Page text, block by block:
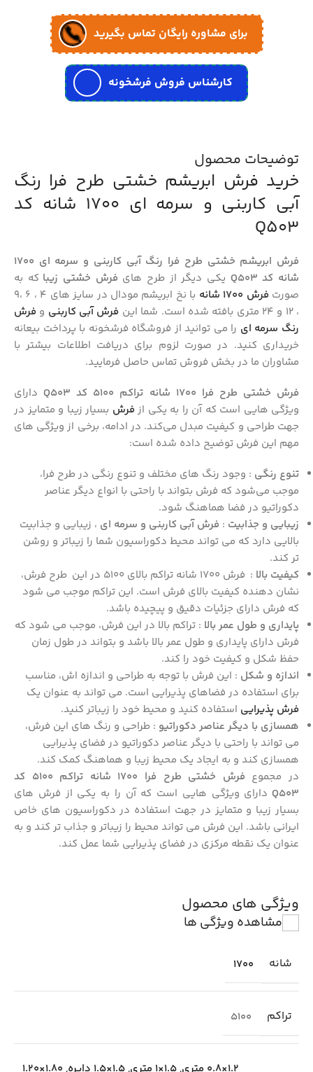
برای مشاوره رایگان تماس بگیرید
کارشناس فروش فرشخونه
توضیحات محصول
خرید فرش ابریشم خشتی طرح فرا رنگ
آبی کاربنی و سرمه ای 1700 شانه کد
Q503
فرش ابریشم خشتی طرح فرا رنگ آبی کاربنی و سرمه ای 1700
شانه کد Q503
یکی دیگر از طرح های فرش خشتی زیبا که به
صورت فرش 1700 شانه
با نخ ابریشم مودال در سایز های 4 ، 6 ،9
، 12 و 24 متری بافته شده است. شما این
فرش آبی کاربنی و فرش
رنگ سرمه ای را می توانید از فروشگاه فرشخونه با پرداخت بیعانه
خریداری کنید. در صورت لزوم برای دریافت اطلاعات بیشتر با
مشاوران ما در بخش فروش تماس حاصل فرمایید.
فرش خشتی طرح فرا 1700 شانه تراکم 5100 کد Q503
دارای
ویژگی‌ هایی است که آن را به یکی از فرش‌ بسیار زیبا و متمایز در
جهت طراحی و کیفیت مبدل می‌کند. در ادامه، برخی از ویژگی‌ های
مهم این فرش توضیح داده شده است:
تنوع رنگی : وجود رنگ‌ های مختلف و تنوع رنگی در طرح فرا،
موجب می‌شود که فرش بتواند با راحتی با انواع دیگر عناصر
دکوراتیو در فضا هماهنگ شود.
زیبایی و جذابیت : فرش آبی کاربنی و سرمه ای ، زیبایی و جذابیت
بالایی دارد که می‌ تواند محیط دکوراسیون شما را زیباتر و روشن‌
تر کند.
کیفیت بالا
: فرش 1700 شانه تراکم بالای 5100 در این طرح فرش،
نشان‌ دهنده کیفیت بالای فرش است. این تراکم موجب می‌ شود
که فرش دارای جزئیات دقیق و پیچیده باشد.
پایداری و طول عمر بالا : تراکم بالا در این فرش، موجب می‌ شود که
فرش دارای پایداری و طول عمر بالا باشد و بتواند در طول زمان
حفظ شکل و کیفیت خود را کند.
اندازه و شکل : این فرش با توجه به طراحی و اندازه‌ اش، مناسب
برای استفاده در فضاهای پذیرایی است. می‌ تواند به عنوان یک
فرش پذیرایی استفاده کنید و محیط خود را زیباتر کنید.
همسازی با دیگر عناصر دکوراتیو : طراحی و رنگ‌ های این فرش،
می‌ تواند با راحتی با دیگر عناصر دکوراتیو در فضای پذیرایی
همسازی کند و به ایجاد یک محیط زیبا و هماهنگ کمک کند.
در مجموع
فرش خشتی طرح فرا 1700 شانه تراکم 5100 کد
Q503 دارای ویژگی‌ هایی است که آن را به یکی از فرش‌ های
بسیار زیبا و متمایز در جهت استفاده در دکوراسیون های خاص
ایرانی باشد. این فرش می‌ تواند محیط را زیباتر و جذاب‌ تر کند و به
عنوان یک نقطه مرکزی در فضای پذیرایی شما عمل کند.
ویژگی های محصول
مشاهده ویژگی ها
شانه 1700
تراکم 5100